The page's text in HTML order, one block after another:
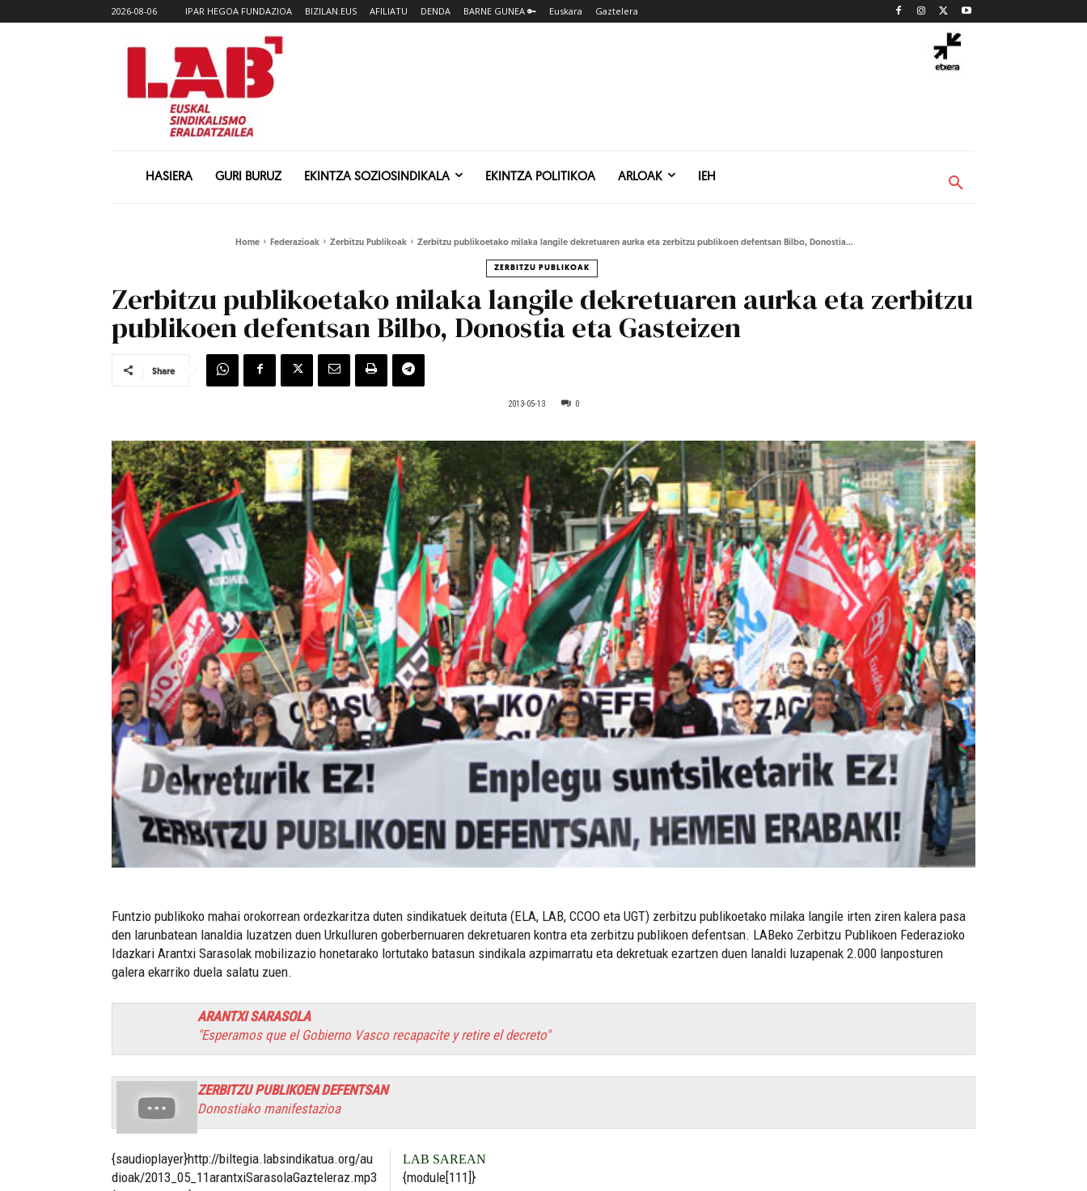
2026-08-06 IPAR HEGOA FUNDAZIOA BIZILAN.EUS AFILIATU DENDA BARNE GUNEA 🔑 Euskara Gaztelera
HASIERA GURI BURUZ EKINTZA SOZIOSINDIKALA EKINTZA POLITIKOA ARLOAK IEH
Home Federazioak Zerbitzu Publikoak Zerbitzu publikoetako milaka langile dekretuaren aurka eta zerbitzu publikoen defentsan Bilbo, Donostia...
ZERBITZU PUBLIKOAK
Zerbitzu publikoetako milaka langile dekretuaren aurka eta zerbitzu
publikoen defentsan Bilbo, Donostia eta Gasteizen
Share
2013-05-13 0
Funtzio publikoko mahai orokorrean ordezkaritza duten sindikatuek deituta (ELA, LAB, CCOO eta UGT) zerbitzu publikoetako milaka langile irten ziren kalera pasa
den larunbatean lanaldia luzatzen duen Urkulluren goberbernuaren dekretuaren kontra eta zerbitzu publikoen defentsan. LABeko Zerbitzu Publikoen Federazioko
Idazkari Arantxi Sarasolak mobilizazio honetarako lortutako batasun sindikala azpimarratu eta dekretuak ezartzen duen lanaldi luzapenak 2.000 lanposturen
galera ekarriko duela salatu zuen.
ARANTXI SARASOLA
"Esperamos que el Gobierno Vasco recapacite y retire el decreto"
ZERBITZU PUBLIKOEN DEFENTSAN
Donostiako manifestazioa
{saudioplayer}http://biltegia.labsindikatua.org/au
dioak/2013_05_11arantxiSarasolaGazteleraz.mp3
LAB SAREAN
{module[111]}